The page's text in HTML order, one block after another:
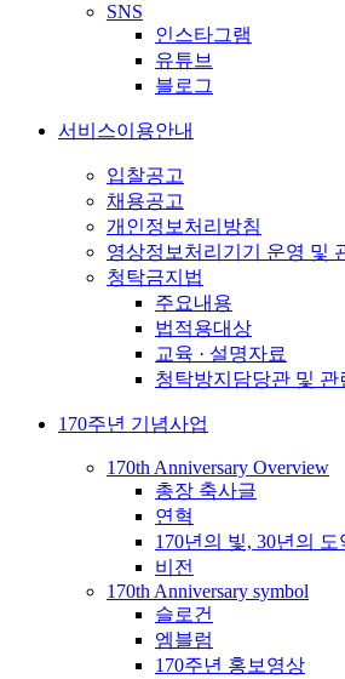
SNS
인스타그램
유튜브
블로그
서비스이용안내
입찰공고
채용공고
개인정보처리방침
영상정보처리기기 운영 및
청탁금지법
주요내용
법적용대상
교육 · 설명자료
청탁방지담당관 및 관
170주년 기념사업
170th Anniversary Overview
총장 축사글
연혁
170년의 빛, 30년의 도
비전
170th Anniversary symbol
슬로건
엠블럼
170주년 홍보영상